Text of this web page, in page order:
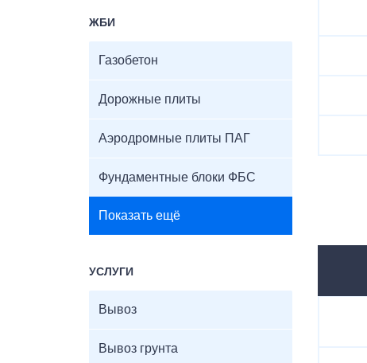
ЖБИ
Газобетон
Дорожные плиты
Аэродромные плиты ПАГ
Фундаментные блоки ФБС
Показать ещё
УСЛУГИ
Вывоз
Вывоз грунта